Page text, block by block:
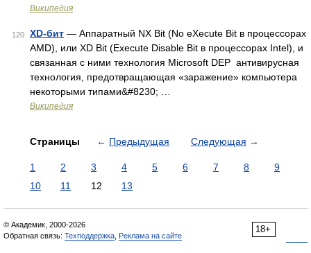
Википедия
120 XD-бит — Аппаратный NX Bit (No eXecute Bit в процессорах
AMD), или XD Bit (Execute Disable Bit в процессорах Intel), и
связанная с ними технология Microsoft DEP антивирусная
технология, предотвращающая «заражение» компьютера
некоторыми типами&#8230; …
Википедия
Страницы ← Предыдущая Следующая →
1 2 3 4 5 6 7 8
9
10
11 12 13
18+
© Академик, 2000-2026
Обратная связь: Техподдержка Реклама на сайте